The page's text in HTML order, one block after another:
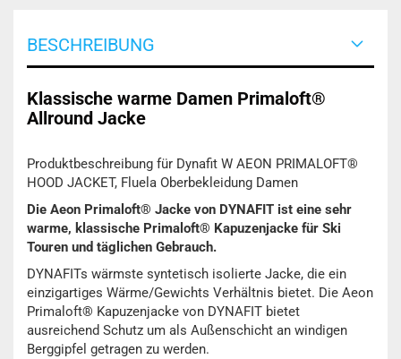
BESCHREIBUNG
Klassische warme Damen Primaloft®
Allround Jacke
Produktbeschreibung für Dynafit W AEON PRIMALOFT®
HOOD JACKET, Fluela Oberbekleidung Damen
Die Aeon Primaloft® Jacke von DYNAFIT ist eine sehr
warme, klassische Primaloft® Kapuzenjacke für Ski
Touren und täglichen Gebrauch.
DYNAFITs wärmste syntetisch isolierte Jacke, die ein
einzigartiges Wärme/Gewichts Verhältnis bietet. Die Aeon
Primaloft® Kapuzenjacke von DYNAFIT bietet
ausreichend Schutz um als Außenschicht an windigen
Berggipfel getragen zu werden.